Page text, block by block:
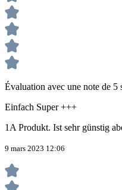
Évaluation avec une note de 5
Einfach Super +++
1A Produkt. Ist sehr günstig
9 mars 2023 12:06